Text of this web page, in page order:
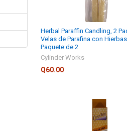
Herbal Paraffin Candling, 2
Velas de Parafina con
Paquete de 2
Cylinder Works
Q60.00